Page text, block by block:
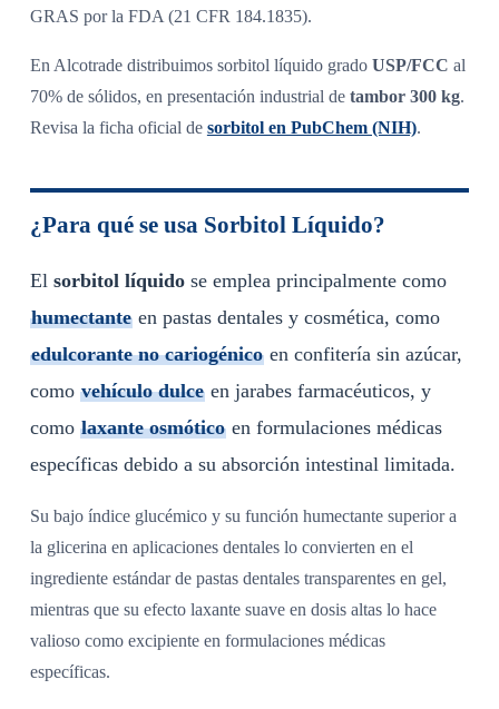
GRAS por la FDA (21 CFR 184.1835).
En Alcotrade distribuimos sorbitol líquido grado USP/FCC al
70% de sólidos, en presentación industrial de tambor 300 kg.
Revisa la ficha oficial de sorbitol en PubChem (NIH).
¿Para qué se usa Sorbitol Líquido?
El sorbitol líquidose emplea principalmente como
humectanteen pastas dentales y cosmética, como
edulcorante no cariogénicoen confitería sin azúcar,
como vehículo dulceen jarabes farmacéuticos, y
como laxante osmóticoen formulaciones médicas
específicas debido a su absorción intestinal limitada.
Su bajo índice glucémico y su función humectante superior a
la glicerina en aplicaciones dentales lo convierten en el
ingrediente estándar de pastas dentales transparentes en gel,
mientras que su efecto laxante suave en dosis altas lo hace
valioso como excipiente en formulaciones médicas
específicas.